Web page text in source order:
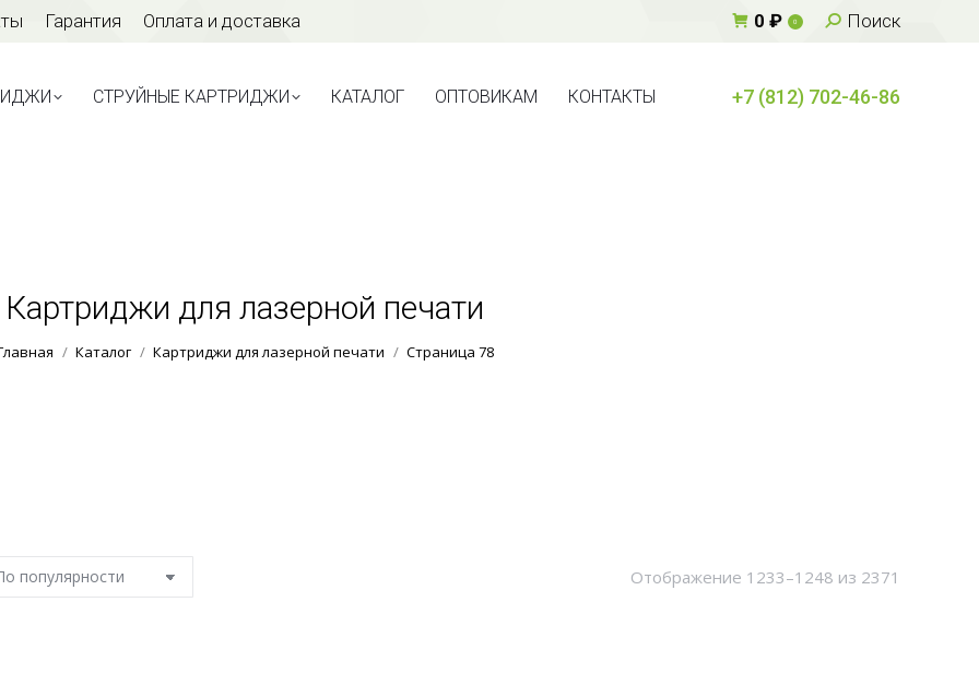
Гарантия Оплата и доставка 0 ₽ 0 Поиск:
Поиск
СТРУЙНЫЕ КАРТРИДЖИ КАТАЛОГ ОПТОВИКАМ КОНТАКТЫ +7 (812) 702-46-86
Картриджи для лазерной печати
Каталог Картриджи для лазерной печати Страница 78
Отображение 1233–1248 из 2371